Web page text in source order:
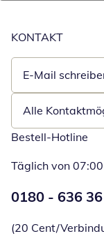
KONTAKT
E-Mail
Öffnet E-Mail-
Alle
Bestell-Hotline
Täglich von
0180 - 636
(20 Cent/